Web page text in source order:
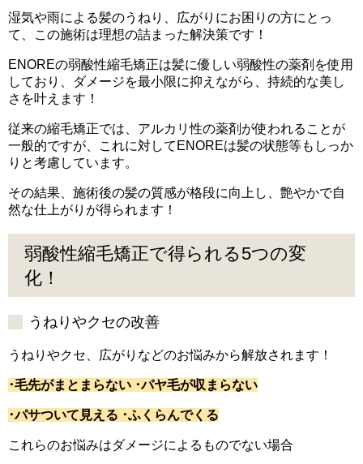
湿気や雨による髪のうねり、広がりにお困りの方にとっ
て、この施術は理想の詰まった解決策です！
ENOREの弱酸性縮毛矯正は髪に優しい弱酸性の薬剤を使用
しており、ダメージを最小限に抑えながら、持続的な美し
さを叶えます！
従来の縮毛矯正では、アルカリ性の薬剤が使われることが
一般的ですが、これに対してENOREは髪の状態等もしっか
りと考慮しています。
その結果、施術後の髪の質感が格段に向上し、艶やかで自
然な仕上がりが得られます！
弱酸性縮毛矯正で得られる5つの変
化！
うねりやクセの改善
うねりやクセ、広がりなどのお悩みから解放されます！
･毛先がまとまらない ･パヤ毛が収まらない
･パサついて見える ･ふくらんでくる
これらのお悩みはダメージによるものでない場合